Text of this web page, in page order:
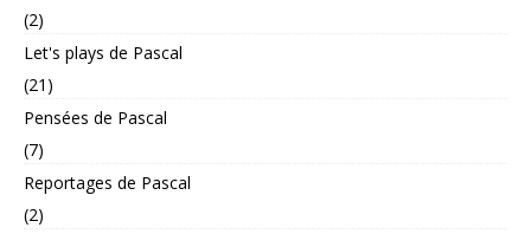
(2)
Let's plays de Pascal
(21)
Pensées de Pascal
(7)
Reportages de Pascal
(2)